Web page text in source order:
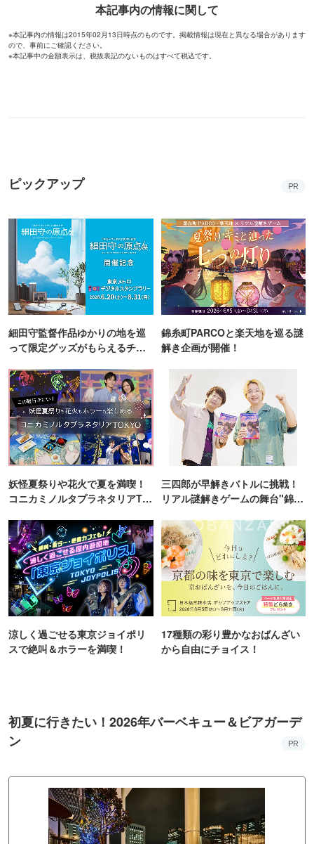
本記事内の情報に関して
※本記事内の情報は2015年02月13日時点のものです。掲載情報は現在と異なる場合があります
ので、事前にご確認ください。
※本記事中の金額表示は、税抜表記のないものはすべて税込です。
ピックアップ PR
細田守監督作品ゆかりの地を巡
って限定グッズがもらえるチャ
錦糸町PARCOと楽天地を巡る謎
解き企画が開催！
妖怪夏祭りや花火で夏を満喫！
コニカミノルタプラネタリアTO
三四郎が早解きバトルに挑戦！
リアル謎解きゲームの舞台"錦糸
涼しく過ごせる東京ジョイポリ
スで絶叫＆ホラーを満喫！
17種類の彩り豊かなおばんざい
から自由にチョイス！
初夏に行きたい！2026年バーベキュー＆ビアガーデ
ン
PR